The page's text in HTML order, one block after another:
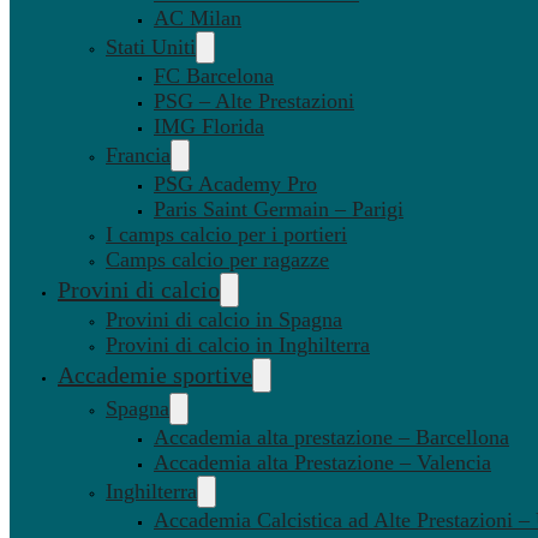
AC Milan
Stati Uniti
FC Barcelona
PSG – Alte Prestazioni
IMG Florida
Francia
PSG Academy Pro
Paris Saint Germain – Parigi
I camps calcio per i portieri
Camps calcio per ragazze
Provini di calcio
Provini di calcio in Spagna
Provini di calcio in Inghilterra
Accademie sportive
Spagna
Accademia alta prestazione – Barcellona
Accademia alta Prestazione – Valencia
Inghilterra
Accademia Calcistica ad Alte Prestazioni